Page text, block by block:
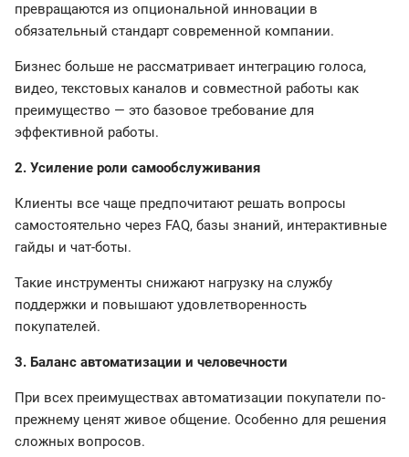
превращаются из опциональной инновации в
обязательный стандарт современной компании.
Бизнес больше не рассматривает интеграцию голоса,
видео, текстовых каналов и совместной работы как
преимущество — это базовое требование для
эффективной работы.
2. Усиление роли самообслуживания
Клиенты все чаще предпочитают решать вопросы
самостоятельно через FAQ, базы знаний, интерактивные
гайды и чат-боты.
Такие инструменты снижают нагрузку на службу
поддержки и повышают удовлетворенность
покупателей.
3. Баланс автоматизации и человечности
При всех преимуществах автоматизации покупатели по-
прежнему ценят живое общение. Особенно для решения
сложных вопросов.